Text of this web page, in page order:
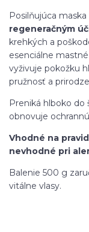
Posilňujúca
regeneračným
krehkých a
esenciálne
vyživuje pokožku
pružnosť a
Preniká hlboko do
obnovuje
Vhodné na
nevhodné pri
Balenie 500 g
vitálne vlasy.